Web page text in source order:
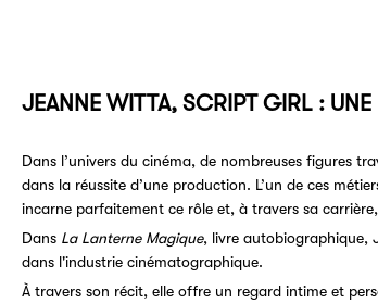
JEANNE WITTA, SCRIPT GIRL :
Dans l’univers du cinéma, de nombreuses figures
dans la réussite d’une production. L’un de ces
incarne parfaitement ce rôle et, à travers sa
Dans La Lanterne Magique, livre autobiographique,
dans l'industrie cinématographique.
À travers son récit, elle offre un regard intime et